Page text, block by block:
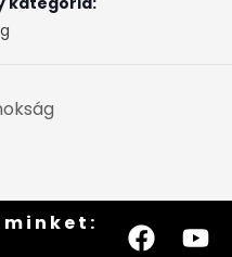
minket: